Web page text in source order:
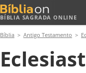
BÍBLIA SAGRADA ONLINE
Bíblia Antigo Testamento